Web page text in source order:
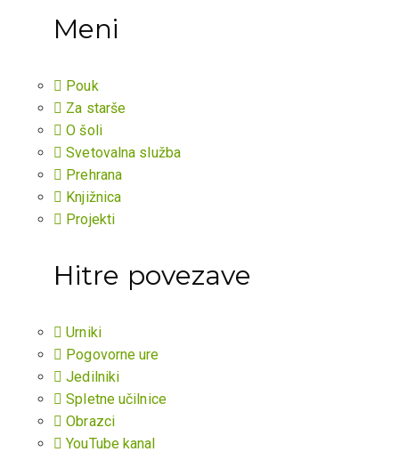
Meni
Pouk
Za starše
O šoli
Svetovalna služba
Prehrana
Knjižnica
Projekti
Hitre povezave
Urniki
Pogovorne ure
Jedilniki
Spletne učilnice
Obrazci
YouTube kanal